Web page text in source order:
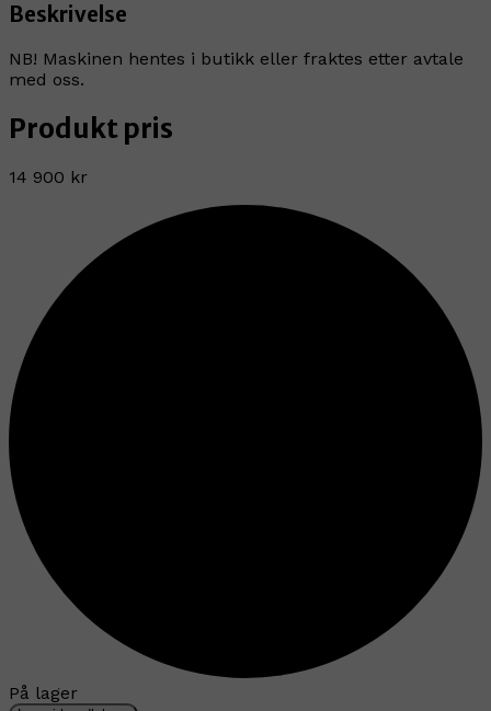
Beskrivelse
NB! Maskinen hentes i butikk eller fraktes etter avtale
med oss.
Produkt pris
14 900 kr
På lager